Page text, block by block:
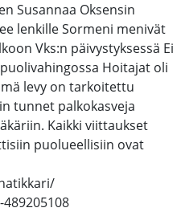
Susannaa Oksensin
lenkille Sormeni menivät
Vks:n päivystyksessä Ei
Hoitajat oli
levy on tarkoitettu
tunnet palkokasveja
Kaikki viittaukset
puolueellisiin ovat